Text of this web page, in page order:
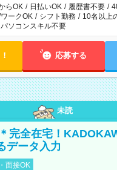
らOK / 日払いOK / 履歴書不要 /
ークOK / シフト勤務 / 10名以上
パソコンスキル不要
応募する
未読
完全在宅！
データ入力
面接OK